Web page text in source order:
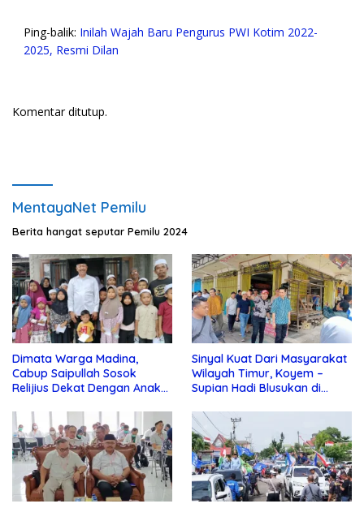
Ping-balik: Inilah Wajah Baru Pengurus PWI Kotim 2022-
2025, Resmi Dilan
Komentar ditutup.
MentayaNet Pemilu
Berita hangat seputar Pemilu 2024
Dimata Warga Madina,
Cabup Saipullah Sosok
Relijius Dekat Dengan Anak
Sinyal Kuat Dari Masyarakat
Wilayah Timur, Koyem –
Supian Hadi Blusukan di